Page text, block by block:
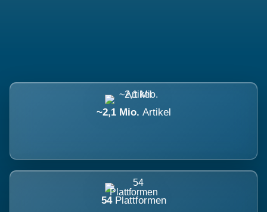
~2,1 Mio. Artikel
54 Plattformen